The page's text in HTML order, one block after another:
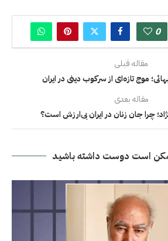
0
مقاله قبلی
موج تازه‌ای از سرکوب دینی در ایران
مقاله بعدی
چرا جان زنان در ایران بی‌ارزش است؟
است دوست داشته باشید